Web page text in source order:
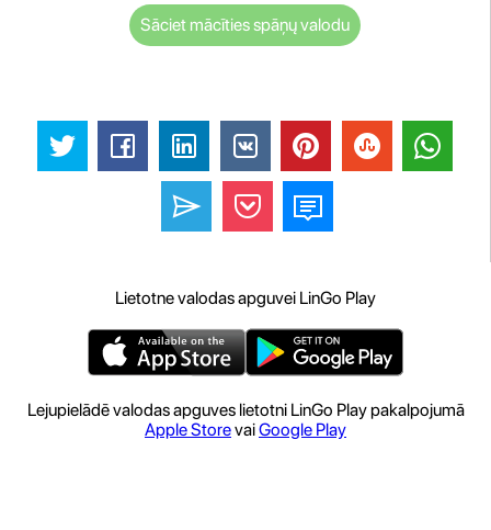
Sāciet mācīties spāņų valodu
Lietotne valodas apguvei LinGo Play
Lejupielādē valodas apguves lietotni LinGo Play pakalpojumā
Apple StorevaiGoogle Play